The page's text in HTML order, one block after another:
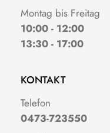
Montag bis Freitag
10:00 - 12:00
13:30 - 17:00
KONTAKT
Telefon
0473-723550